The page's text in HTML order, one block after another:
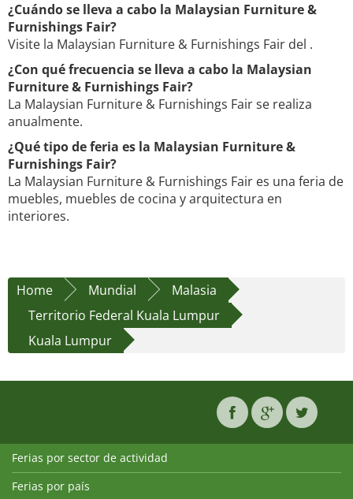
¿Cuándo se lleva a cabo la Malaysian Furniture &
Furnishings Fair?
Visite la Malaysian Furniture & Furnishings Fair del .
¿Con qué frecuencia se lleva a cabo la Malaysian
Furniture & Furnishings Fair?
La Malaysian Furniture & Furnishings Fair se realiza
anualmente.
¿Qué tipo de feria es la Malaysian Furniture &
Furnishings Fair?
La Malaysian Furniture & Furnishings Fair es una feria de
muebles, muebles de cocina y arquitectura en
interiores.
Home Mundial
Malasia
Territorio Federal Kuala Lumpur
Kuala Lumpur
Ferias por sector de actividad
Ferias por país